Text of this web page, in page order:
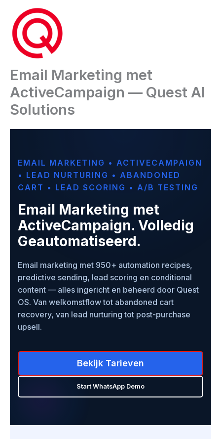
inhoud
Email Marketing met
ActiveCampaign — Quest AI
Solutions
EMAIL MARKETING • ACTIVECAMPAIGN
• LEAD NURTURING • ABANDONED
CART • LEAD SCORING • A/B TESTING
Email Marketing met
ActiveCampaign. Volledig
Geautomatiseerd.
Email marketing met 950+ automation recipes,
predictive sending, lead scoring en conditional
content — alles ingericht en beheerd door Quest
OS. Van welkomstflow tot abandoned cart
recovery, van lead nurturing tot post-purchase
upsell.
Bekijk Tarieven
Start WhatsApp Demo